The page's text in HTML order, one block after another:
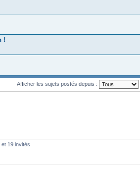
!
Afficher les sujets postés depuis :
19 invités